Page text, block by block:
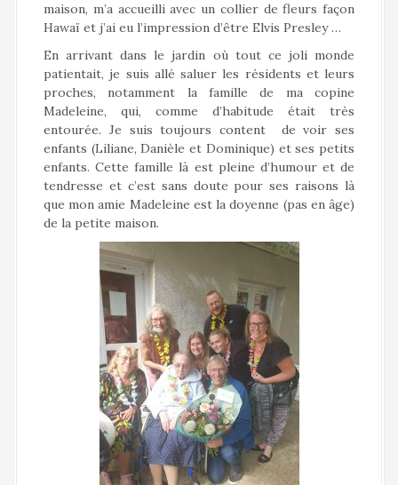
maison, m’a accueilli avec un collier de fleurs façon
Hawaï et j’ai eu l’impression d’être Elvis Presley …
En arrivant dans le jardin où tout ce joli monde
patientait, je suis allé saluer les résidents et leurs
proches, notamment la famille de ma copine
Madeleine, qui, comme d’habitude était très
entourée. Je suis toujours content de voir ses
enfants (Liliane, Danièle et Dominique) et ses petits
enfants. Cette famille là est pleine d’humour et de
tendresse et c’est sans doute pour ses raisons là
que mon amie Madeleine est la doyenne (pas en âge)
de la petite maison.